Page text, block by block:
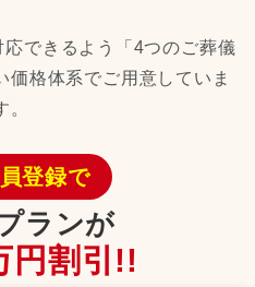
できるよう「4つのご葬儀
価格体系でご用意していま
。
登録で
ランが
円割引!!